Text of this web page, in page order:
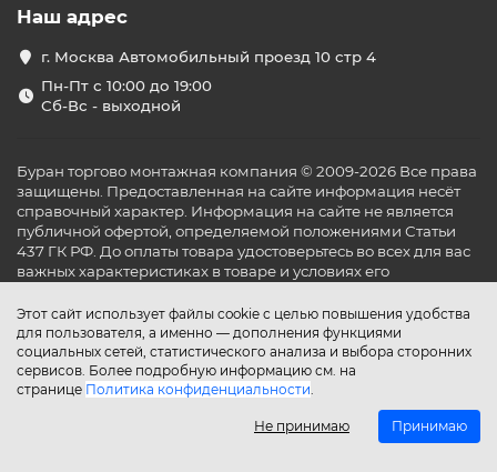
Этот сайт использует файлы cookie с целью повышения удобства
для пользователя, а именно — дополнения функциями
социальных сетей, статистического анализа и выбора сторонних
сервисов. Более подробную информацию см. на
странице Политика конфиденциальности.
Не принимаю Принимаю
Наш адрес
г. Москва Автомобильный проезд 10 стр 4
Пн-Пт с 10:00 до 19:00
Сб-Вс - выходной
Буран торгово монтажная компания © 2009-2026 Все права
защищены. Предоставленная на сайте информация несёт
справочный характер. Информация на сайте не является
публичной офертой, определяемой положениями Статьи
437 ГК РФ. До оплаты товара удостоверьтесь во всех для вас
важных характеристиках в товаре и условиях его